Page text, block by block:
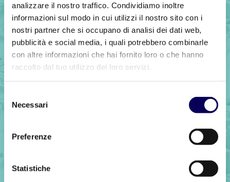
analizzare il nostro traffico. Condividiamo inoltre
informazioni sul modo in cui utilizzi il nostro sito con i
nostri partner che si occupano di analisi dei dati web,
pubblicità e social media, i quali potrebbero combinarle
con altre informazioni che hai fornito loro o che hanno
raccolto dal tuo utilizzo dei loro servizi.
delNecessari
Preferenze
Statistiche
Pronti per iniziare?